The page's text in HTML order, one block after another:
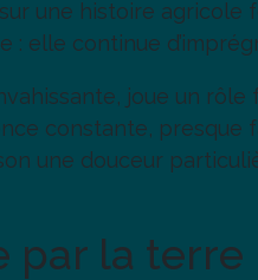
une histoire
: elle continue
joue un
constante, presque
une douceur
par la terre